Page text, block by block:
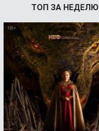
ТОП ЗА НЕДЕЛЮ